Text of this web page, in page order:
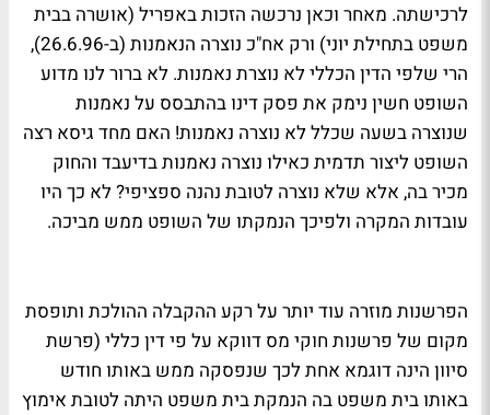
לרכישתה. מאחר וכאן נרכשה הזכות באפריל (אושרה בבית
משפט בתחילת יוני) ורק אח"כ נוצרה הנאמנות (ב-26.6.96),
הרי שלפי הדין הכללי לא נוצרת נאמנות. לא ברור לנו מדוע
השופט חשין נימק את פסק דינו בהתבסס על נאמנות
שנוצרה בשעה שכלל לא נוצרה נאמנות! האם מחד גיסא רצה
השופט ליצור תדמית כאילו נוצרה נאמנות בדיעבד והחוק
מכיר בה, אלא שלא נוצרה לטובת נהנה ספציפי? לא כך היו
עובדות המקרה ולפיכך הנמקתו של השופט ממש מביכה.
הפרשנות מוזרה עוד יותר על רקע ההקבלה ההולכת ותופסת
מקום של פרשנות חוקי מס דווקא על פי דין כללי (פרשת
סיוון הינה דוגמא אחת לכך שנפסקה ממש באותו חודש
באותו בית משפט בה הנמקת בית משפט היתה לטובת אימוץ